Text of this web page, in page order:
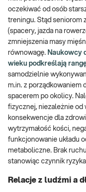
oczekiwać od osób
treningu. Stąd seniorom
(spacery, jazda na
zmniejszenia masy
równowagę. Naukowcy
wieku podkreślają
samodzielnie
m.in. z porządkowaniem
spacerem po okolicy.
fizycznej, niezależnie od
konsekwencje dla
wytrzymałość kości,
funkcjonowanie układu
metaboliczne. Brak
stanowiąc czynnik
Relacje z ludźmi a